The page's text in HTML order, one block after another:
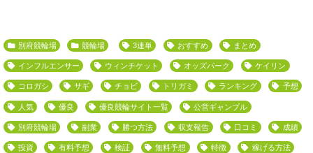
別府競輪場 競輪場 3連単 おすすめ まとめ
インフルエンサー ウィンチケット オッズパーク ケイリン
コロガシ サギ チョビ トリガミ ランキング 予想
人気 優良 優良競輪サイト一覧 公営ギャンブル
別府競輪場 副業 勝つ方法 収支報告 口コミ 成績
投資 有料予想 検証 無料予想 特徴 稼げる方法